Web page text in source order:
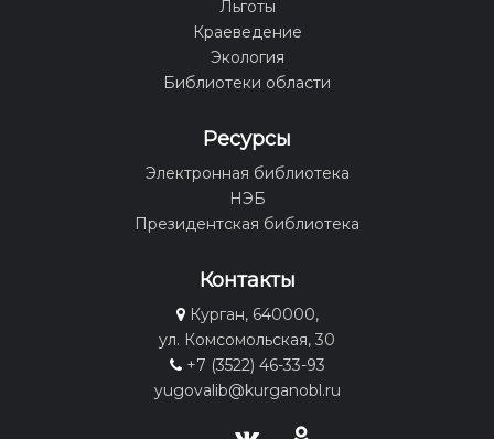
Льготы
Краеведение
Экология
Библиотеки области
Ресурсы
Электронная библиотека
НЭБ
Президентская библиотека
Контакты
Курган, 640000,
ул. Комсомольская, 30
+7 (3522) 46-33-93
yugovalib@kurganobl.ru